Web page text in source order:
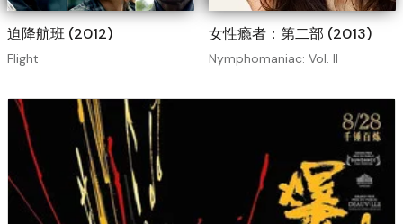
迫降航班 (2012)
Flight
女性瘾者：第二部 (2013)
Nymphomaniac: Vol. II